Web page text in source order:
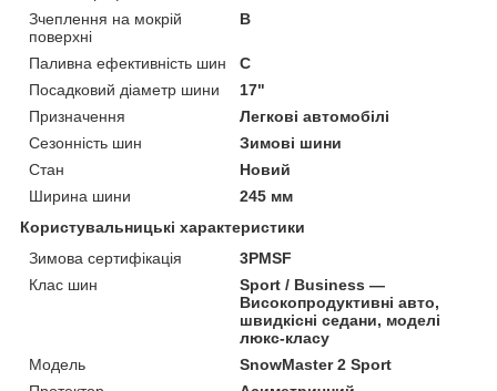
Зчеплення на мокрій
поверхні
B
Паливна ефективність шин
C
Посадковий діаметр шини
17"
Призначення
Легкові автомобілі
Сезонність шин
Зимові шини
Стан
Новий
Ширина шини
245 мм
Користувальницькі характеристики
Зимова сертифікація
3PMSF
Клас шин
Sport / Business —
Високопродуктивні авто,
швидкісні седани, моделі
люкс-класу
Мoдель
SnowMaster 2 Sport